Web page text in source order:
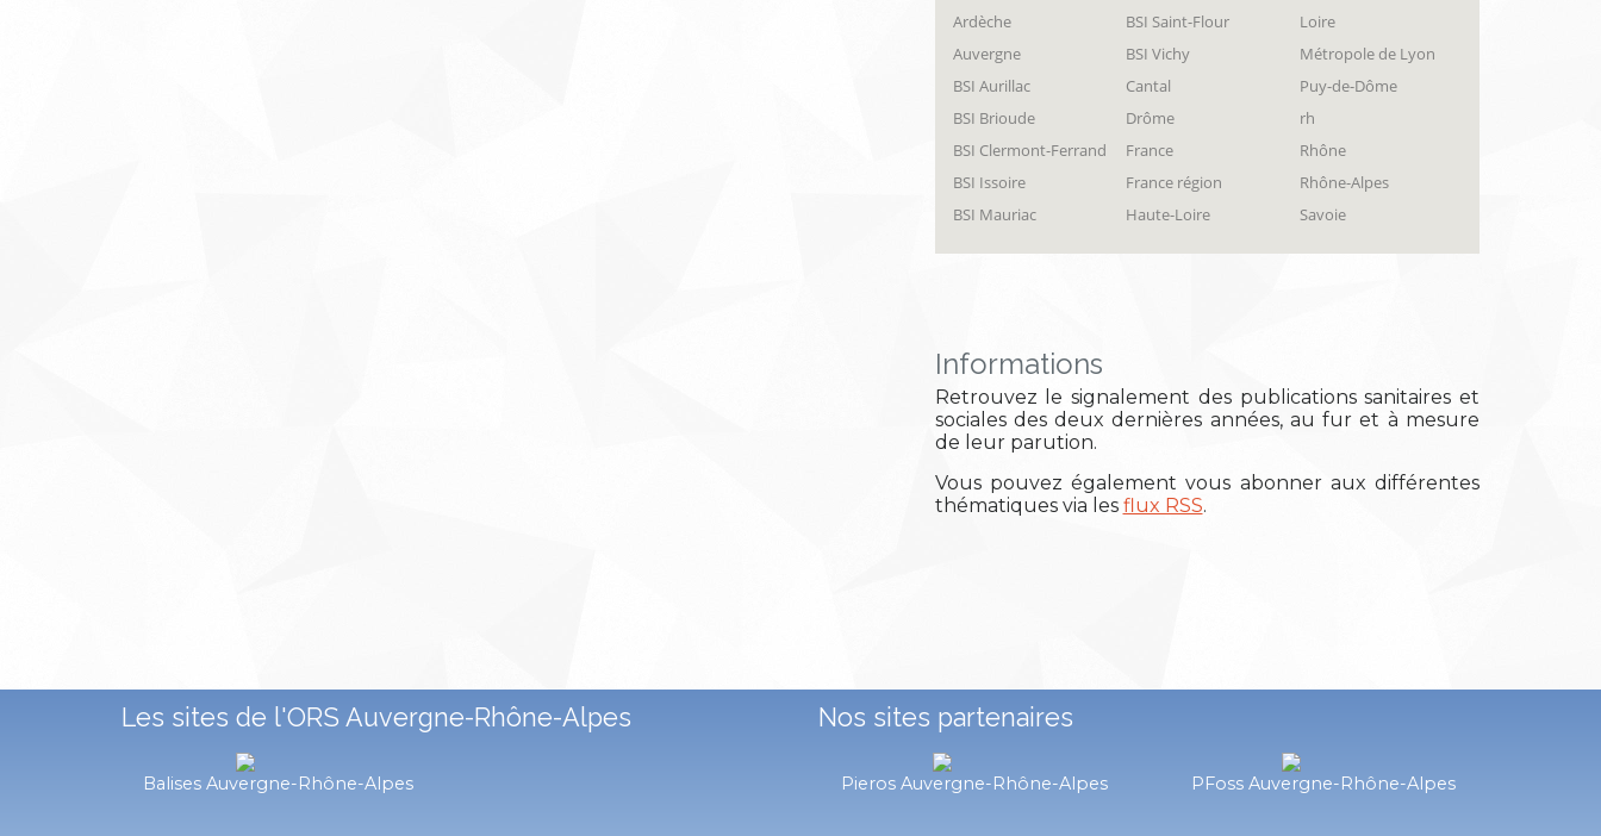
Ardèche
Auvergne
BSI Aurillac
BSI Brioude
BSI Clermont-Ferrand
BSI Issoire
BSI Mauriac
BSI Saint-Flour
BSI Vichy
Cantal
Drôme
France
France région
Haute-Loire
Loire
Métropole de Lyon
Puy-de-Dôme
rh
Rhône
Rhône-Alpes
Savoie
Informations
Retrouvez le signalement des publications sanitaires et
sociales des deux dernières années, au fur et à mesure
de leur parution.
Vous pouvez également vous abonner aux différentes
thématiques via les flux RSS.
Les sites de l'ORS Auvergne-Rhône-Alpes
Balises Auvergne-Rhône-Alpes
Nos sites partenaires
Pieros Auvergne-Rhône-Alpes PFoss Auvergne-Rhône-Alpes